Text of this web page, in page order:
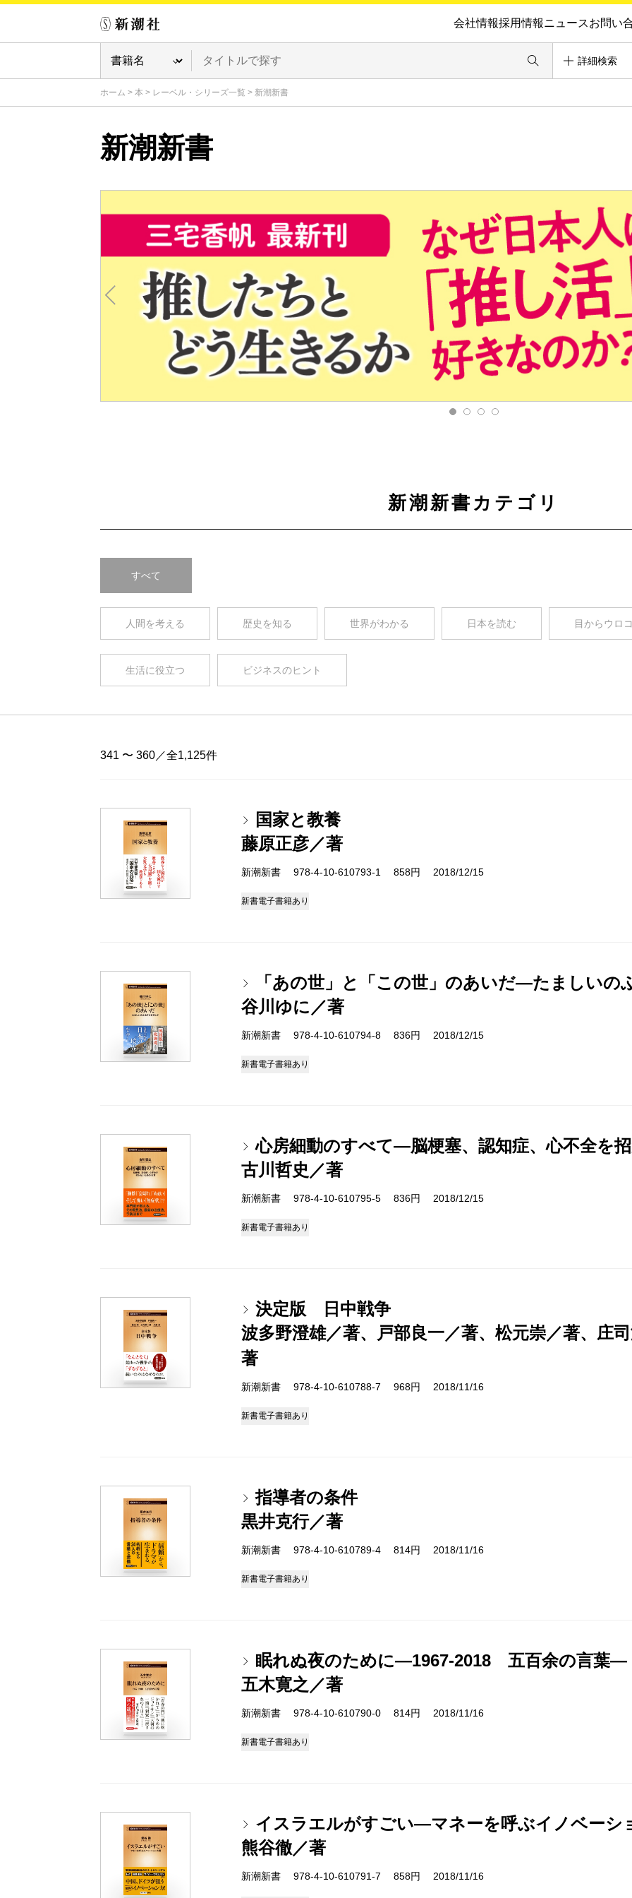
会社情報採用情報ニュースお問い
詳細検索
ホーム > 本 > レーベル・シリーズ一覧 > 新潮新書
新潮新書
新潮新書カテゴリ
すべて
人間を考える 歴史を知る 世界がわかる 日本を読む 目からウロコ
生活に役立つ ビジネスのヒント
341 〜 360／全1,125件
国家と教養
藤原正彦／著
新潮新書 978-4-10-610793-1 858円 2018/12/15
新書電子書籍あり
「あの世」と「この世」のあいだ―たましい
谷川ゆに／著
新潮新書 978-4-10-610794-8 836円 2018/12/15
新書電子書籍あり
心房細動のすべて―脳梗塞、認知症、心不全を
古川哲史／著
新潮新書 978-4-10-610795-5 836円 2018/12/15
新書電子書籍あり
決定版 日中戦争
波多野澄雄／著、戸部良一／著、松元崇／著、庄
著
新潮新書 978-4-10-610788-7 968円 2018/11/16
新書電子書籍あり
指導者の条件
黒井克行／著
新潮新書 978-4-10-610789-4 814円 2018/11/16
新書電子書籍あり
眠れぬ夜のために―1967-2018 五百余の言葉―
五木寛之／著
新潮新書 978-4-10-610790-0 814円 2018/11/16
新書電子書籍あり
イスラエルがすごい―マネーを呼ぶイノベーシ
熊谷徹／著
新潮新書 978-4-10-610791-7 858円 2018/11/16